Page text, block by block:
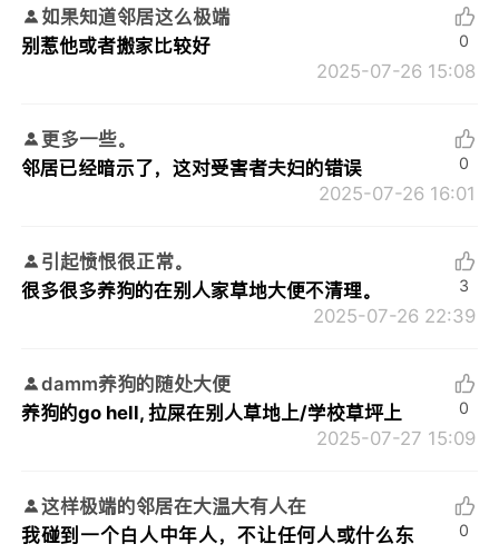
如果知道邻居这么极端
别惹他或者搬家比较好
2025-07-26 15:08
0
更多一些。
邻居已经暗示了，这对受害者夫妇的错误
2025-07-26 16:01
0
引起愤恨很正常。
很多很多养狗的在别人家草地大便不清理。
2025-07-26 22:39
3
damm养狗的随处大便
养狗的go hell, 拉屎在别人草地上/学校草坪上
2025-07-27 15:09
0
这样极端的邻居在大温大有人在
我碰到一个白人中年人，不让任何人或什么东
0